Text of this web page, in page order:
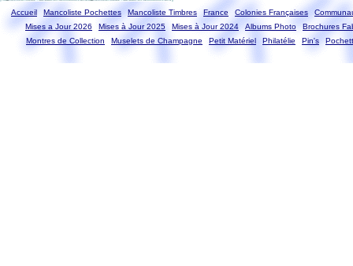
Accueil Mancoliste Pochettes Mancoliste Timbres France Colonies Françaises
Mises a Jour 2026
Mises à Jour 2025 Mises à Jour 2024 Albums Photo
Brochures
Montres de Collection
Muselets de Champagne Petit Matériel Philatélie Pin's